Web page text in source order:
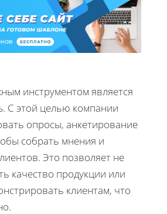
инструментом является
. С этой целью компании
опросы, анкетирование
собрать мнения и
Это позволяет не
качество продукции или
клиентам, что